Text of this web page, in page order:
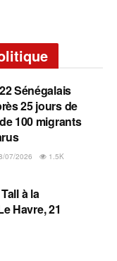
Sénégalais
25 jours de
100 migrants
07/2026 1.5K
à la
Havre, 21